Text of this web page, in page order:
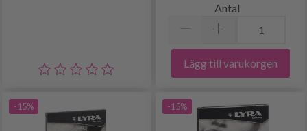
Antal
Lägg till varukorgen
-15% -15%